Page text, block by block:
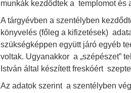
munkák kezdődtek a templomot és
A tárgyévben a szentélyben
könyvelés (főleg a kifizetések)
szükségképpen együtt járó egyéb
voltak. Ugyanakkor a „szépészet”
István által készített freskóért
Az adatok szerint a szentélyben